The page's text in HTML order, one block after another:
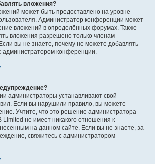
вложения?
может быть предоставлено на уровне
Администратор конференции может
вложений в определённых форумах. Также
вложения разрешено только членам
вы не знаете, почему не можете добавлять
администратором конференции.
администраторы устанавливают свой
Если вы нарушили правило, вы можете
Учтите, что это решение администратора
не имеет никакого отношения к
на данном сайте. Если вы не знаете, за
свяжитесь с администратором